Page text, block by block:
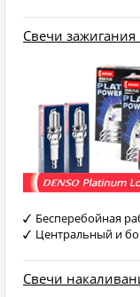
Свечи
Бесперебойная
Центральный и
Свечи